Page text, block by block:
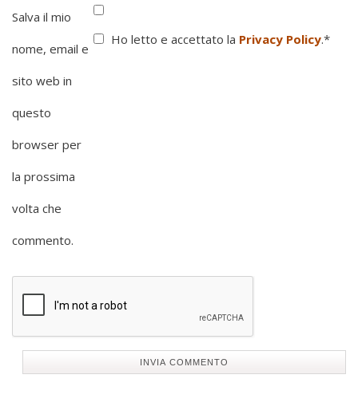
Salva il mio
nome, email e
sito web in
questo
browser per
la prossima
volta che
commento.
Ho letto e accettato la Privacy Policy.*